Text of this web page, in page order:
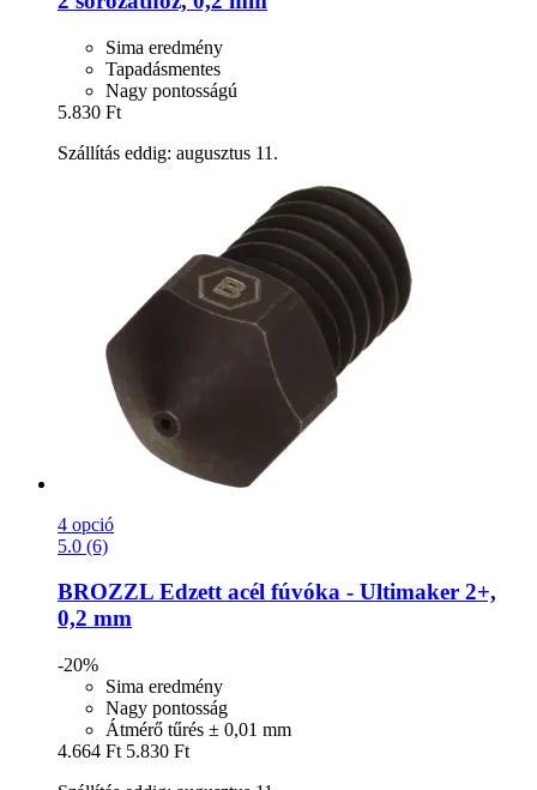
Sima eredmény
Tapadásmentes
Nagy pontosságú
5.830 Ft
Szállítás eddig: augusztus 11.
4 opció
5.0 (6)
BROZZL Edzett acél fúvóka -​ Ultimaker 2+,
0,2 mm
-20%
Sima eredmény
Nagy pontosság
Átmérő tűrés ± 0,01 mm
4.664 Ft 5.830 Ft